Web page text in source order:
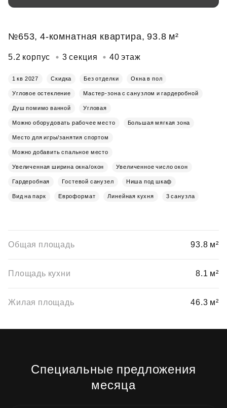
№653, 4-комнатная квартира, 93.8 м²
5.2 корпус 3 секция 40 этаж
1 кв 2027 Скидка Без отделки Окна в пол
Угловое остекление Мастер-зона с санузлом и гардеробной
Душ помимо ванной Угловая
Можно оборудовать рабочее место Большая мягкая зона
Место для игры/занятия спортом
Можно добавить спальное место
Увеличенная ширина окна/окон Увеличенное число окон
Гардеробная Гостевой санузел Ниша под шкаф
Вид на парк Евроформат Линейная кухня 3 санузла
Общая площадь 93.8 м²
Площадь кухни 8.1 м²
Жилая площадь 46.3 м²
Специальные предложения
месяца